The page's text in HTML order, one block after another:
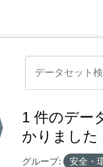
1 件のデー
かりました
グループ:
安全・